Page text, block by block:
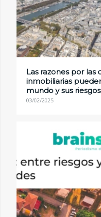
Las razones por las
inmobiliarias
mundo y sus riesgos
03/02/2025